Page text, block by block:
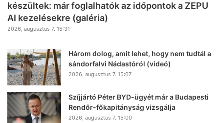
készültek: már foglalhatók az időpontok a ZEPU
AI kezelésekre (galéria)
2026, augusztus 7. 15:31
Három dolog, amit lehet, hogy nem tudtál a
sándorfalvi Nádastóról (videó)
2026, augusztus 7. 15:07
Szíjjártó Péter BYD-ügyét már a Budapesti
Rendőr-főkapitányság vizsgálja
2026, augusztus 7. 15:00